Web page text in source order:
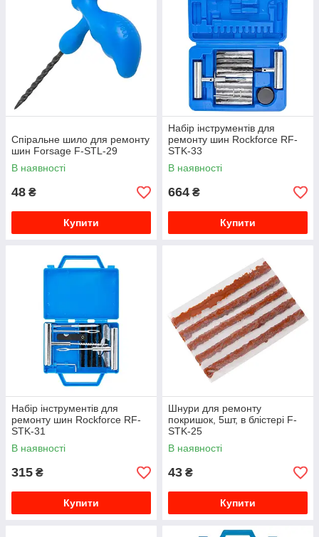
Спіральне шило для ремонту
шин Forsage F-STL-29
В наявності
48 ₴
Купити
Набір інструментів для
ремонту шин Rockforce RF-
STK-33
В наявності
664 ₴
Купити
Набір інструментів для
ремонту шин Rockforce RF-
STK-31
В наявності
315 ₴
Купити
Шнури для ремонту
покришок, 5шт, в блістері F-
STK-25
В наявності
43 ₴
Купити